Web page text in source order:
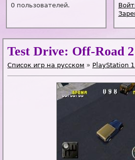
0 пользователей.
Test Drive: Off-Road 2
Список игр на русском » PlayStation 1